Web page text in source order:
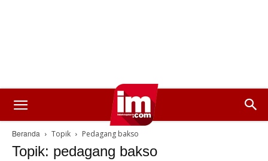
Beranda Topik Pedagang bakso
Topik: pedagang bakso